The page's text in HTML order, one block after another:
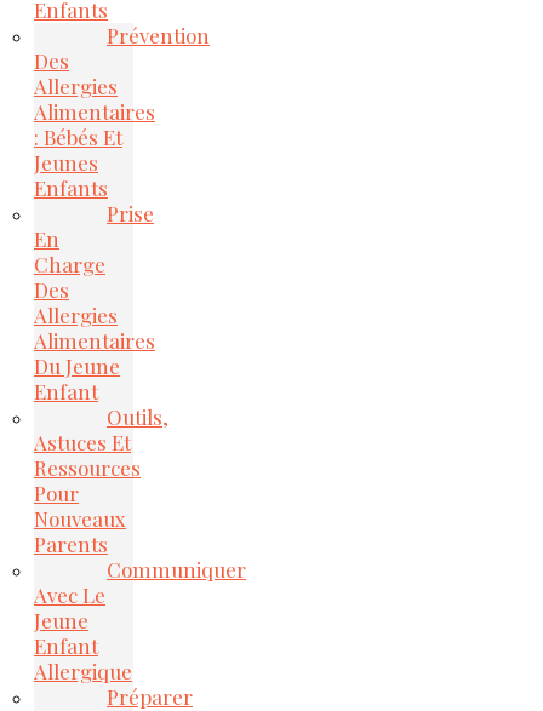
Enfants
Prévention
Des
Allergies
Alimentaires
: Bébés Et
Jeunes
Enfants
Prise
En
Charge
Des
Allergies
Alimentaires
Du Jeune
Enfant
Outils,
Astuces Et
Ressources
Pour
Nouveaux
Parents
Communiquer
Avec Le
Jeune
Enfant
Allergique
Préparer